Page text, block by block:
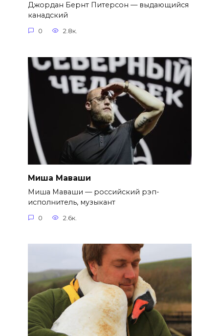
Джордан Бернт Питерсон — выдающийся
канадский
0 2.8к.
Миша Маваши
Миша Маваши — российский рэп-
исполнитель, музыкант
0 2.6к.